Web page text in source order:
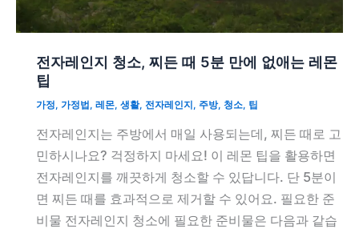
전자레인지 청소, 찌든 때 5분 만에 없애는 레몬
팁
가정, 가정법, 레몬, 생활, 전자레인지, 주방, 청소, 팁
전자레인지는 주방에서 매일 사용되는데, 찌든 때로 고
민하시나요? 걱정하지 마세요! 이 레몬 팁을 활용하면
전자레인지를 깨끗하게 청소할 수 있답니다. 단 5분이
면 찌든 때를 효과적으로 제거할 수 있어요. 필요한 준
비물 전자레인지 청소에 필요한 준비물은 다음과 같습